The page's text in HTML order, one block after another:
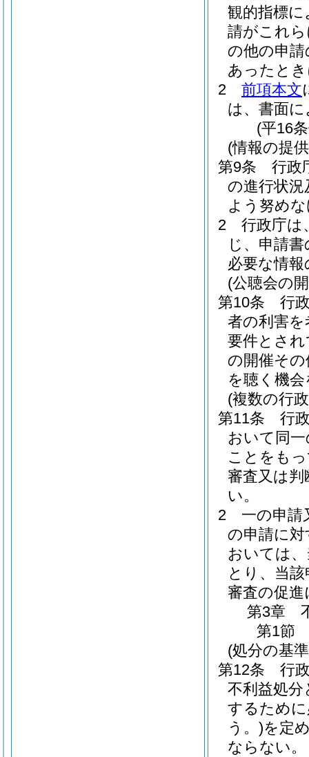
観的指標
請がこれ
の他の申
あったと
2
前項本文
は、書面
(平16
(情報の提
第9条
行政
の進行状
よう努め
2
行政庁は
じ、申請
必要な情
(公聴会の
第10条
行
者の利害
要件とさ
の開催そ
を聴く機
(複数の行
第11条
行
おいて同
ことをも
審査又は
い。
2
一の申請
の申請に
おいては
とり、当
審査の促
第3章
第1節
(処分の基
第12条
行
不利益処
するため
う。)を定
ならない。